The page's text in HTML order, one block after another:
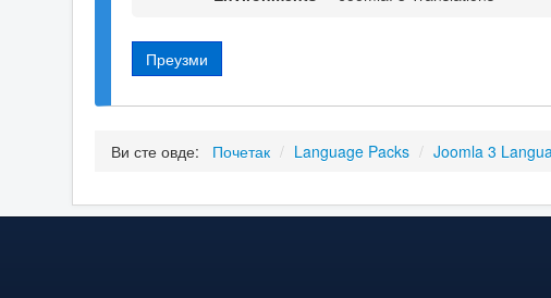
Преузми
Ви сте овде: Почетак / Language Packs / Joomla 3